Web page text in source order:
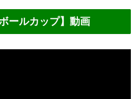
ールカップ】動画